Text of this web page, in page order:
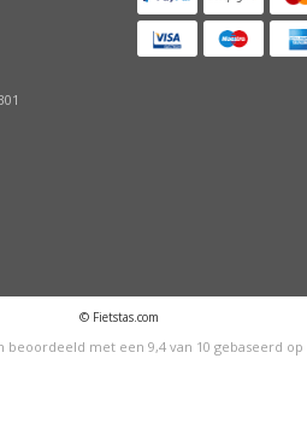
© Fietstas.com
beoordeeld met een 9,4 van 10 gebaseerd op